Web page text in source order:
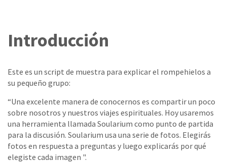
Introducción
Este es un script de muestra para explicar el rompehielos a
su pequeño grupo:
“Una excelente manera de conocernos es compartir un poco
sobre nosotros y nuestros viajes espirituales. Hoy usaremos
una herramienta llamada Soularium como punto de partida
para la discusión. Soularium usa una serie de fotos. Elegirás
fotos en respuesta a preguntas y luego explicarás por qué
elegiste cada imagen ".